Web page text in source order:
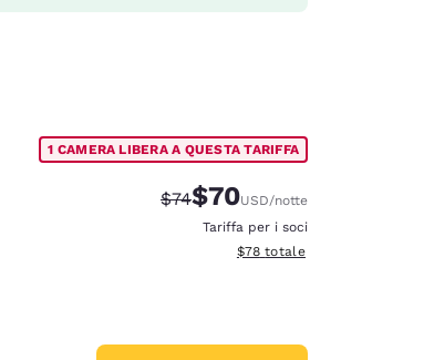
1 CAMERA LIBERA A QUESTA TARIFFA
Tariffa di barratura:
$74Tariffa scontata:
$70USD/notte
Tariffa per i soci
Visualizza i dettagli totali
$78 totale